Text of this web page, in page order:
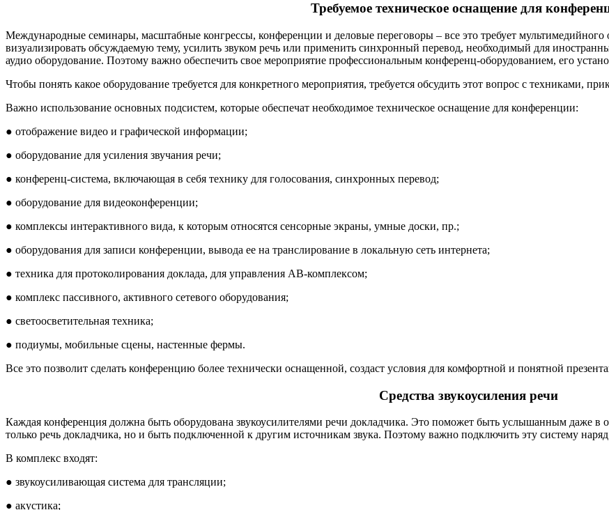
Требуемое техническое оснащение для
Международные семинары, масштабные конгрессы, конференции и деловые переговоры – все это требует
визуализировать обсуждаемую тему, усилить звуком речь или применить синхронный перевод, необходимый для
аудио оборудование. Поэтому важно обеспечить свое мероприятие профессиональным конференц-оборудованием, его
Чтобы понять какое оборудование требуется для конкретного мероприятия, требуется обсудить этот вопрос с техниками,
Важно использование основных подсистем, которые обеспечат необходимое техническое оснащение для конференции:
● отображение видео и графической информации;
● оборудование для усиления звучания речи;
● конференц-система, включающая в себя технику для голосования, синхронных перевод;
● оборудование для видеоконференции;
● комплексы интерактивного вида, к которым относятся сенсорные экраны, умные доски, пр.;
● оборудования для записи конференции, вывода ее на транслирование в локальную сеть интернета;
● техника для протоколирования доклада, для управления АВ-комплексом;
● комплекс пассивного, активного сетевого оборудования;
● светоосветительная техника;
● подиумы, мобильные сцены, настенные фермы.
Все это позволит сделать конференцию более технически оснащенной, создаст условия для комфортной и понятной
Средства звукоусиления речи
Каждая конференция должна быть оборудована звукоусилителями речи докладчика. Это поможет быть услышанным даже в
только речь докладчика, но и быть подключенной к другим источникам звука. Поэтому важно подключить эту систему
В комплекс входят:
● звукоусиливающая система для трансляции;
● акустика;